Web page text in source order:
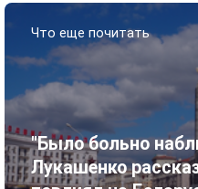
Что еще почитать
"Было больно
Лукашенко